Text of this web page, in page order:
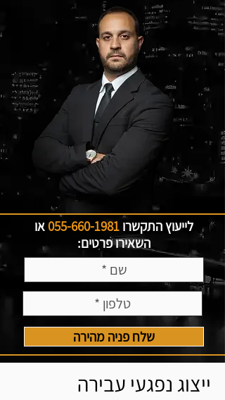
לייעוץ התקשרו 055-660-1981או
השאירו פרטים:
שלח פניה מהירה
ייצוג נפגעי עבירה